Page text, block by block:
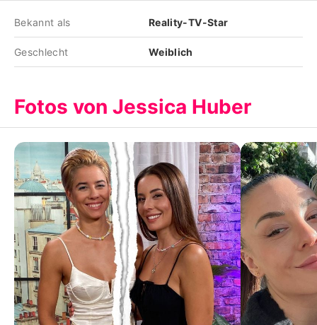
Utiq verwalten
Bekannt als Reality-TV-Star
Geschlecht Weiblich
Fotos von Jessica Huber